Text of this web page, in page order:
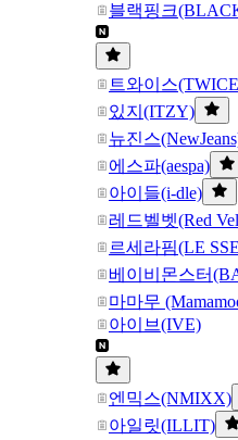
블랙핑크
트와이스
있지(ITZY)
뉴진스
에스파(aespa)
아이들(i-dle)
레드벨벳(Red
르세라핌(LE
베이비몬스터
마마무
아이브(IVE)
엔믹스(NMIXX)
아일릿(ILLIT)